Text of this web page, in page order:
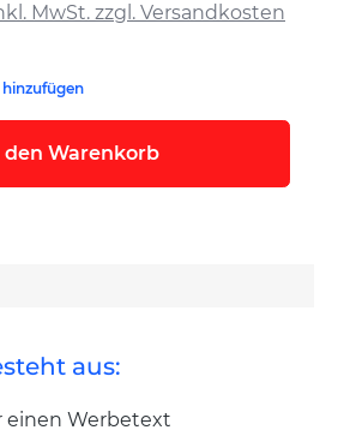
MwSt. zzgl. Versandkosten
den Warenkorb
aus:
einen Werbetext